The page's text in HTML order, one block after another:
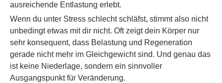
ausreichende Entlastung erlebt.
Wenn du unter Stress schlecht schläfst, stimmt also nicht
unbedingt etwas mit dir nicht. Oft zeigt dein Körper nur
sehr konsequent, dass Belastung und Regeneration
gerade nicht mehr im Gleichgewicht sind. Und genau das
ist keine Niederlage, sondern ein sinnvoller
Ausgangspunkt für Veränderung.